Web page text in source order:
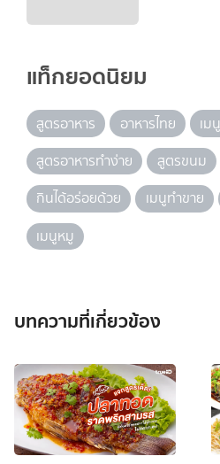
แท็กยอดนิยม
สูตรอาหาร อาหารไทย
เม
สูตรอาหารทำง่าย
สูตรขนม
กินได้อร่อยด้วย
เมนูทำขาย
เมนูหมู
บทความที่เกี่ยวข้อง